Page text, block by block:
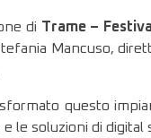
di Trame –
Mancuso,
questo
le soluzioni di digital